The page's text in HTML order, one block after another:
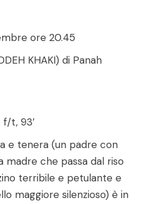
ore 20.45
KHAKI) di Panah
f/t, 93’
e tenera (un padre con
madre che passa dal riso
terribile e petulante e
maggiore silenzioso) è in